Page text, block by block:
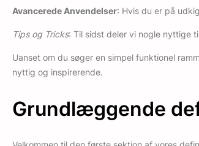
Avancerede Anvendelser: Hvis du er på
Tips og Tricks: Til sidst deler vi nogle nyttige
Uanset om du søger en simpel funktionel
nyttig og inspirerende.
Grundlæggende